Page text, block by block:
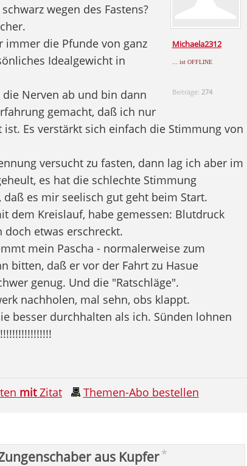
Michaela2312
... ist OFFLINE
Beiträge: 274
wegen des Fastens?
die Pfunde von ganz
Idealgewicht in
Nerven ab und bin dann
gemacht, daß ich nur
Es verstärkt sich einfach die Stimmung von
versucht zu fasten, dann lag ich aber im
es hat die schlechte Stimmung
es mir seelisch gut geht beim Start.
dem Kreislauf, habe gemessen: Blutdruck
doch etwas erschreckt.
mein Pascha - normalerweise zum
bitten, daß er vor der Fahrt zu Hasue
genug. Und die "Ratschläge".
nachholen, mal sehn, obs klappt.
besser durchhalten als ich. Sünden lohnen
mitZitat Themen-Abo bestellen
aus Kupfer*